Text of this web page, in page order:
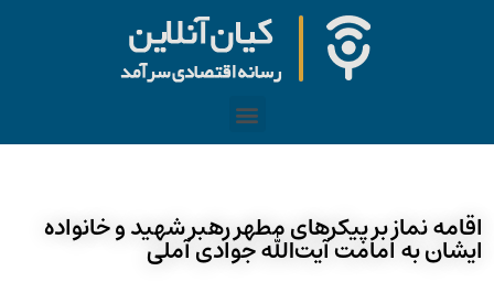
اقامه نماز بر پیکرهای مطهر رهبر شهید و خانواده
ایشان به امامت آیت‌الله جوادی آملی